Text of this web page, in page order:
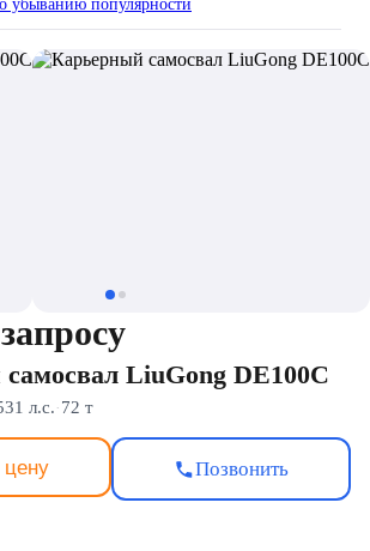
LiuGong DE100C
л.с. · 72 т
цену Позвонить